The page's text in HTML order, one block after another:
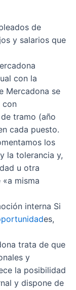
de
y salarios que
con la
Mercadona se
con
tramo (año
cada puesto.
los
la tolerancia y,
u otra
misma
interna Si
es,
trata de que
y
la posibilidad
y dispone de